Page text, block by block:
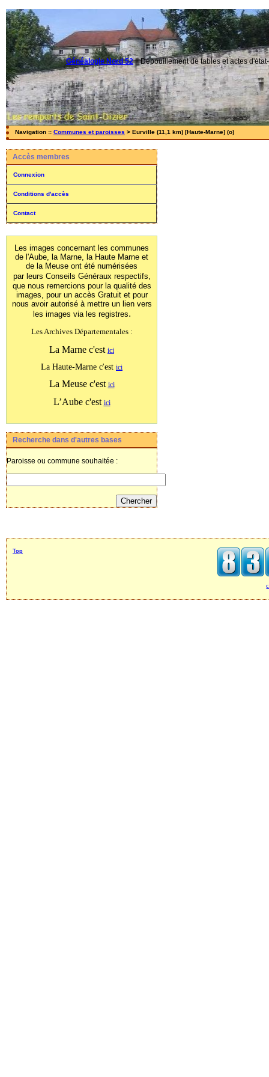
Généalogie Nord 52||Dépouillement de tables et actes
Navigation :: Communes et paroisses > Eurville (11,1 km) [Haute-Marne] (o)
Accès membres
Connexion
Conditions d'accès
Contact
Les images concernant les communes
de l'Aube, la Marne, la Haute Marne et
de la Meuse ont été numérisées
par leurs Conseils Généraux respectifs,
que nous remercions pour la qualité des
images, pour un accès Gratuit et pour
nous avoir autorisé à mettre un lien vers
les images via les registres.
Les Archives Départementales :
La Marne c'est ici
La Haute-Marne c'est ici
La Meuse c'est ici
L’Aube c'est ici
Recherche dans d'autres bases
Paroisse ou commune souhaitée :
Top